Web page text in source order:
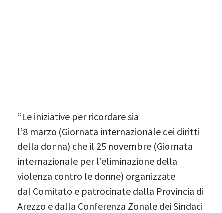
“Le iniziative per ricordare sia
l’8 marzo (Giornata internazionale dei diritti
della donna) che il 25 novembre (Giornata
internazionale per l’eliminazione della
violenza contro le donne) organizzate
dal Comitato e patrocinate dalla Provincia di
Arezzo e dalla Conferenza Zonale dei Sindaci